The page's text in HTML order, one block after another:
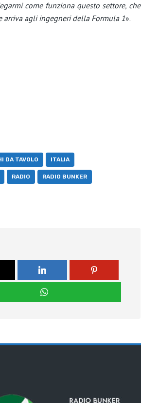
come funziona questo settore, che
arriva agli ingegneri della Formula 1».
DA TAVOLO ITALIA
RADIO RADIO BUNKER